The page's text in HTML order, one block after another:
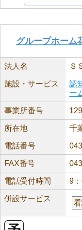
グループホーム
法人名 Ｓ
施設・サービス
認
ー
事業所番号
所在地 千
電話番号
FAX番号
電話受付時間 9
併設サービス